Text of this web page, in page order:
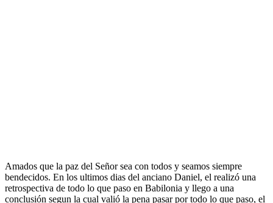
Amados que la paz del Señor sea con todos y seamos siempre
bendecidos. En los ultimos dias del anciano Daniel, el realizó una
retrospectiva de todo lo que paso en Babilonia y llego a una
conclusión segun la cual valió la pena pasar por todo lo que paso, el